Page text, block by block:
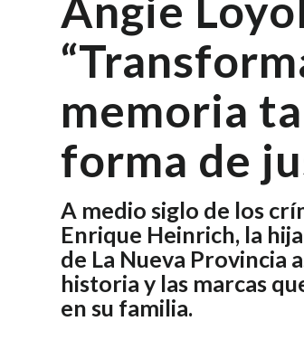
memoria
forma de
A medio siglo de los
Enrique Heinrich, la
de La Nueva Provincia
historia y las marcas
en su familia.